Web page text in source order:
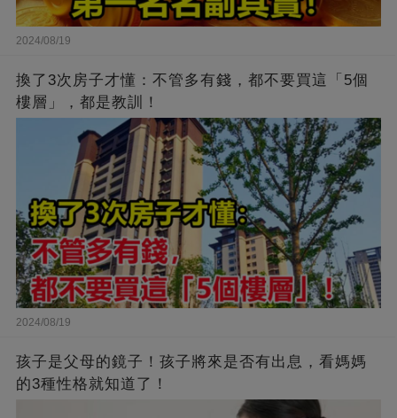
2024/08/19
換了3次房子才懂：不管多有錢，都不要買這「5個
樓層」，都是教訓！
2024/08/19
孩子是父母的鏡子！孩子將來是否有出息，看媽媽
的3種性格就知道了！